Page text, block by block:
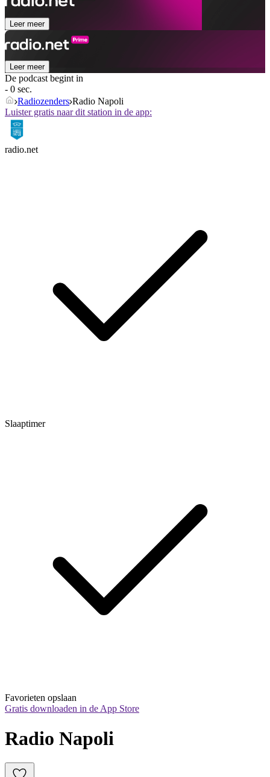
Leer meer
Leer meer
De podcast begint in
- 0 sec.
Radiozenders Radio Napoli
Luister gratis naar dit station in de app:
radio.net
Slaaptimer
Favorieten opslaan
Gratis downloaden in de App Store
Radio Napoli